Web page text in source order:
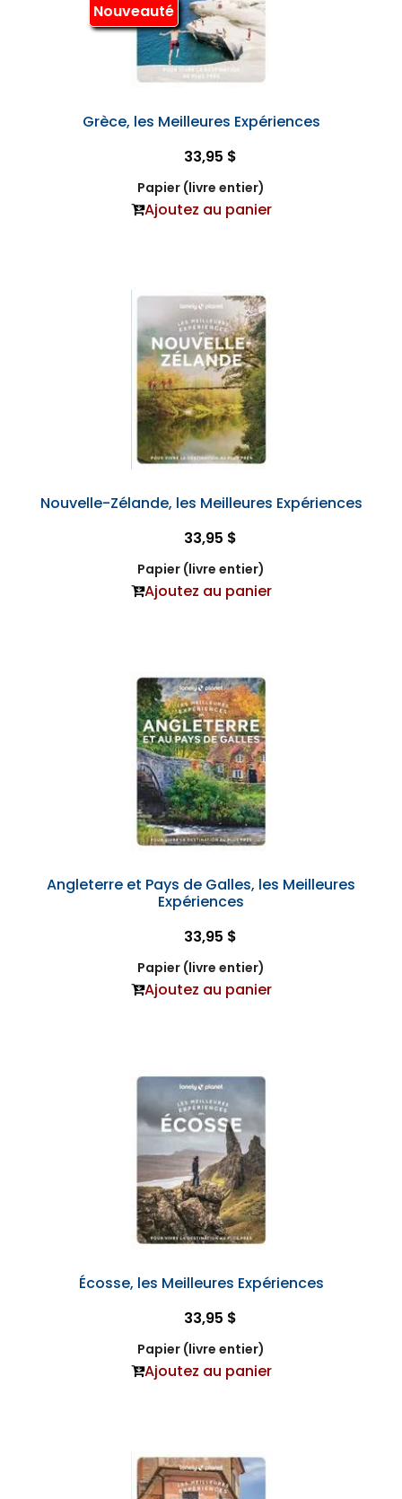
Nouveauté
Grèce, les Meilleures Expériences
33,95 $
Papier (livre entier)
Ajoutez au panier
Nouvelle-Zélande, les Meilleures Expériences
33,95 $
Papier (livre entier)
Ajoutez au panier
Angleterre et Pays de Galles, les Meilleures
Expériences
33,95 $
Papier (livre entier)
Ajoutez au panier
Écosse, les Meilleures Expériences
33,95 $
Papier (livre entier)
Ajoutez au panier